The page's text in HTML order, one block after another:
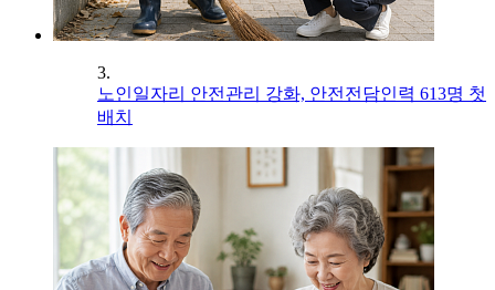
3.
노인일자리 안전관리 강화, 안전전담인력 613명 첫
배치